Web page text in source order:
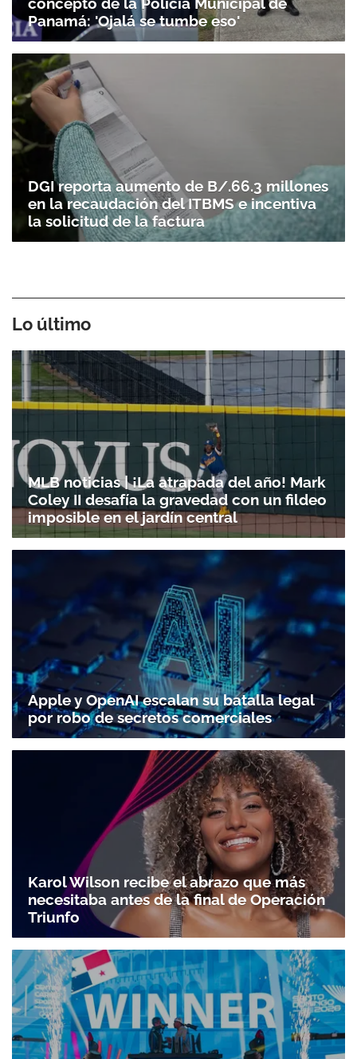
Panamá: 'Ojalá se tumbe eso'
DGI reporta aumento de B/.66.3 millones
en la recaudación del ITBMS e incentiva
la solicitud de la factura
Lo último
MLB noticias | ¡La atrapada del año! Mark
Coley II desafía la gravedad con un fildeo
imposible en el jardín central
Apple y OpenAI escalan su batalla legal
por robo de secretos comerciales
Karol Wilson recibe el abrazo que más
necesitaba antes de la final de Operación
Triunfo